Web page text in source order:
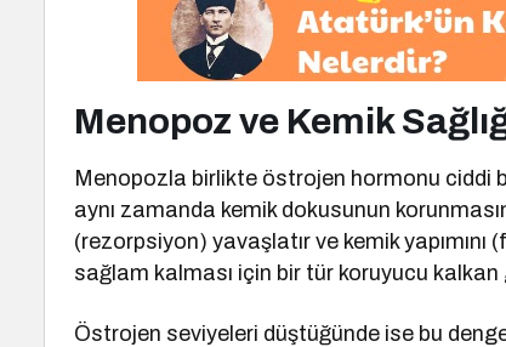
Menopoz ve Kemik
Menopozla birlikte östrojen hormonu ciddi
aynı zamanda kemik dokusunun
(rezorpsiyon) yavaşlatır ve kemik
sağlam kalması için bir tür koruyucu kalkan
Östrojen seviyeleri düştüğünde ise bu denge